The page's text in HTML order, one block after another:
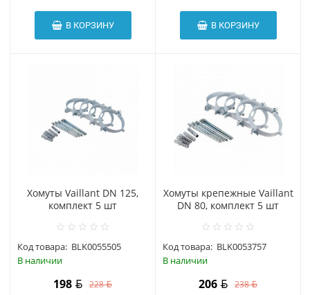
В КОРЗИНУ В КОРЗИНУ
Хомуты Vaillant DN 125,
комплект 5 шт
Код товара: BLK0055505
В наличии
198 228
Хомуты крепежные Vaillant
DN 80, комплект 5 шт
Код товара: BLK0053757
В наличии
206 238